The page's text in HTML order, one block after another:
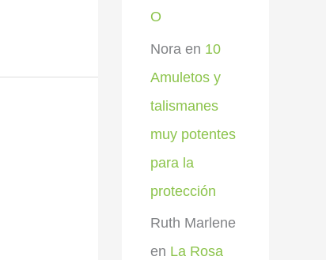
O
Nora en 10
Amuletos y
talismanes
muy potentes
para la
protección
Ruth Marlene
en La Rosa